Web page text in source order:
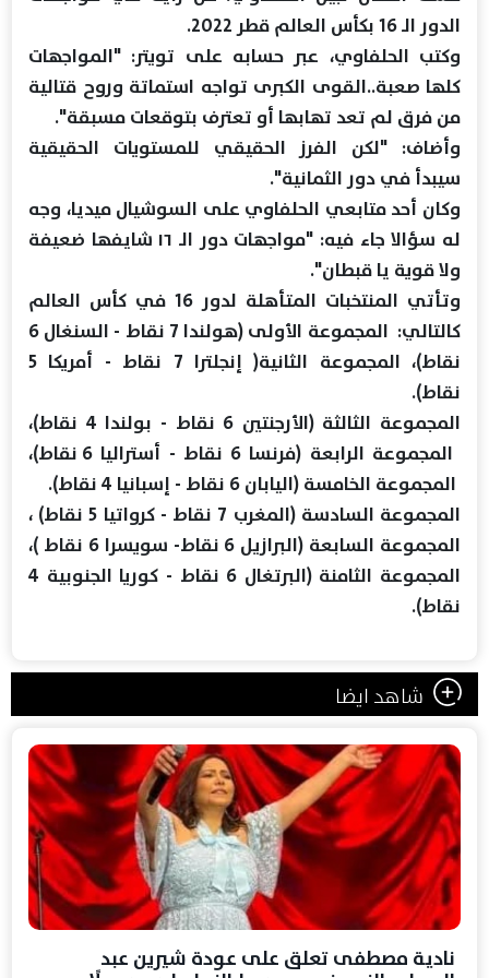
الدور الـ 16 بكأس العالم قطر 2022.
وكتب الحلفاوي، عبر حسابه على تويتر: "المواجهات
كلها صعبة..القوى الكبرى تواجه استماتة وروح قتالية
من فرق لم تعد تهابها أو تعترف بتوقعات مسبقة".
وأضاف: "لكن الفرز الحقيقي للمستويات الحقيقية
سيبدأ في دور الثمانية".
وكان أحد متابعي الحلفاوي على السوشيال ميديا، وجه
له سؤالا جاء فيه: "مواجهات دور الـ ١٦ شايفها ضعيفة
ولا قوية يا قبطان".
وتأتي المنتخبات المتأهلة لدور 16 في كأس العالم
كالتالي: المجموعة الأولى (هولندا 7 نقاط - السنغال 6
نقاط)، المجموعة الثانية( إنجلترا 7 نقاط - أمريكا 5
نقاط).
المجموعة الثالثة (الأرجنتين 6 نقاط - بولندا 4 نقاط)،
المجموعة الرابعة (فرنسا 6 نقاط - أستراليا 6 نقاط)،
المجموعة الخامسة (اليابان 6 نقاط - إسبانيا 4 نقاط).
المجموعة السادسة (المغرب 7 نقاط - كرواتيا 5 نقاط) ،
المجموعة السابعة (البرازيل 6 نقاط- سويسرا 6 نقاط )،
المجموعة الثامنة (البرتغال 6 نقاط - كوريا الجنوبية 4
نقاط).
شاهد ايضا
نادية مصطفى تعلق على عودة شيرين عبد